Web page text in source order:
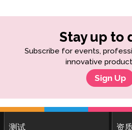
Stay up to
Subscribe for events,
innovative
Sign Up
测试 资